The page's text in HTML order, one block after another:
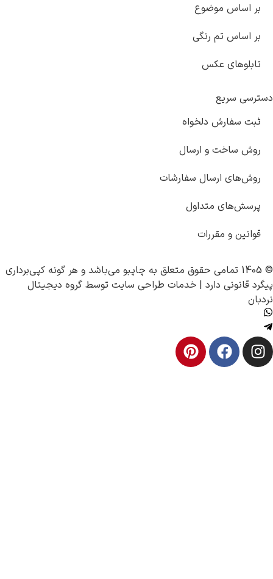
موضوع
تم رنگی
عکس
دلخواه
و ارسال
ارسال سفارشات
متداول
و مقررات
چاپبومی‌باشد و هر گونه کپی‌برداری
دارد |خدمات طراحی سایتتوسطگروه دیجیتال